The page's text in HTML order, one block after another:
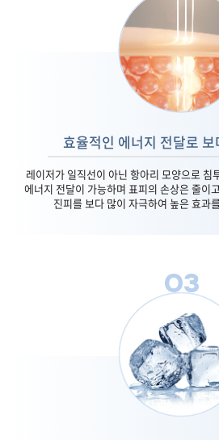
효율적인 에너지 전달로
레이저가 일직선이 아닌 항아리 모양으로 침
에너지 전달이 가능하며 표피의 손상은 줄이
진피를 보다 많이 자극하여 높은 효과
03